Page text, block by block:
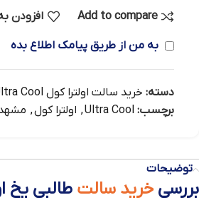
Add to compare
افزودن
به من از طریق پیامک اطلاع بده
دسته: خرید سالت اولترا کول Ultra Cool
برچسب: Ultra Cool
, اولترا کول,
توضیحات
بررسی خرید سالت طالبی یخ